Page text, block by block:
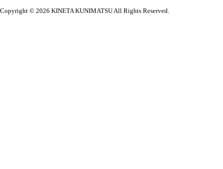
Copyright © 2026 KINETA KUNIMATSU All Rights Reserved.